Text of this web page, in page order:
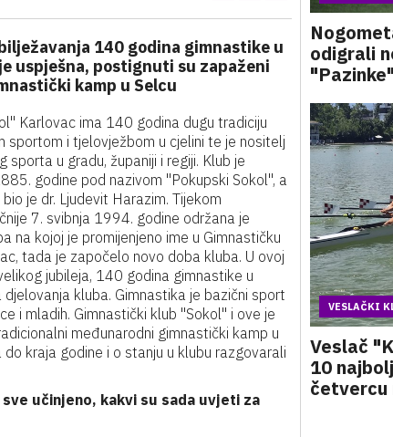
140 godina gimnastike u
uspješna, postignuti su zapaženi
kamp u Selcu
Karlovac ima 140 godina dugu tradiciju
sportom i tjelovježbom u cjelini te je nositelj
u gradu, županiji i regiji. Klub je
godine pod nazivom "Pokupski Sokol", a
je dr. Ljudevit Harazim. Tijekom
7. svibnja 1994. godine održana je
na kojoj je promijenjeno ime u Gimnastičku
tada je započelo novo doba kluba. U ovoj
jubileja, 140 godina gimnastike u
kluba. Gimnastika je bazični sport
i mladih. Gimnastički klub "Sokol" i ove je
međunarodni gimnastički kamp u
kraja godine i o stanju u klubu razgovarali
učinjeno, kakvi su sada uvjeti za
odigrali
"Pazinke"
VESLAČKI
Veslač
10
četvercu